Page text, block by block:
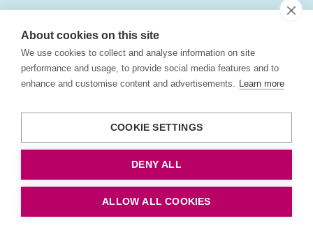
About cookies on this site
We use cookies to collect and analyse information on site
performance and usage, to provide social media features and to
enhance and customise content and advertisements. Learn more
COOKIE SETTINGS
DENY ALL
ALLOW ALL COOKIES
Rosenlundsgatan 54
118 63 Stockholm
+46 (0)10-414 42 00